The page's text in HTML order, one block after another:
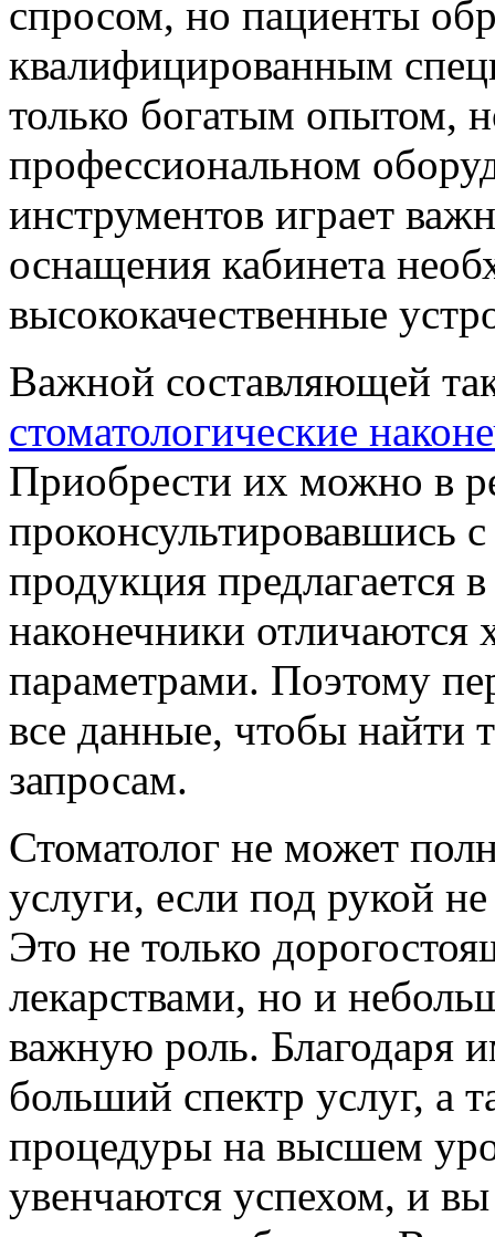
спросом, но пациенты
квалифицированным
только богатым опытом,
профессиональном
инструментов играет
оснащения кабинета
высококачественные
Важной составляющей
стоматологические
Приобрести их можно в
проконсультировавшись
продукция предлагается
наконечники отличаются
параметрами. Поэтому
все данные, чтобы найти
запросам.
Стоматолог не может
услуги, если под рукой
Это не только
лекарствами, но и
важную роль. Благодаря
больший спектр услуг, а
процедуры на высшем
увенчаются успехом, и